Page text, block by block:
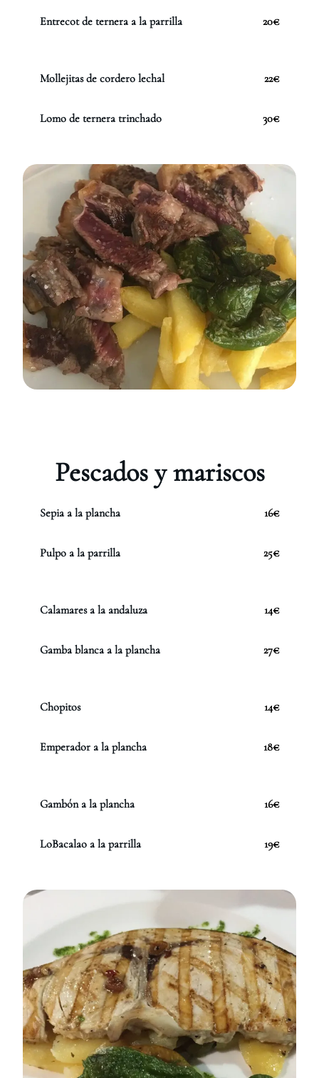
Entrecot de ternera a la parrilla 20€
Mollejitas de cordero lechal 22€
Lomo de ternera trinchado 30€
Pescados y mariscos
Sepia a la plancha 16€
Pulpo a la parrilla 25€
Calamares a la andaluza 14€
Gamba blanca a la plancha 27€
Chopitos 14€
Emperador a la plancha 18€
Gambón a la plancha 16€
LoBacalao a la parrilla 19€